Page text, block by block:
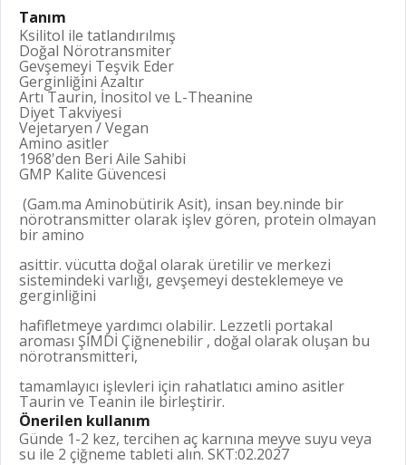
Tanım
Ksilitol ile tatlandırılmış
Doğal Nörotransmiter
Gevşemeyi Teşvik Eder
Gerginliğini Azaltır
Artı Taurin, İnositol ve L-Theanine
Diyet Takviyesi
Vejetaryen / Vegan
Amino asitler
1968'den Beri Aile Sahibi
GMP Kalite Güvencesi
(Gam.ma Aminobütirik Asit), insan bey.ninde bir
nörotransmitter olarak işlev gören, protein olmayan
bir amino
asittir. vücutta doğal olarak üretilir ve merkezi
sistemindeki varlığı, gevşemeyi desteklemeye ve
gerginliğini
hafifletmeye yardımcı olabilir. Lezzetli portakal
aroması ŞİMDİ Çiğnenebilir , doğal olarak oluşan bu
nörotransmitteri,
tamamlayıcı işlevleri için rahatlatıcı amino asitler
Taurin ve Teanin ile birleştirir.
Önerilen kullanım
Günde 1-2 kez, tercihen aç karnına meyve suyu veya
su ile 2 çiğneme tableti alın. SKT:02.2027